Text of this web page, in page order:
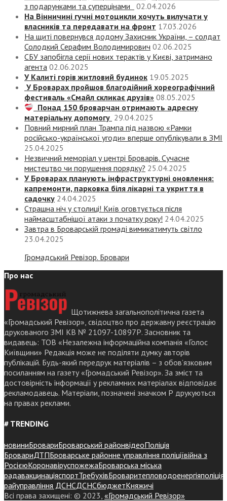
з подарунками та суперцінами
02.04.2026
На Вінничині гучні мотоцикли хочуть вилучати у
власників та передавати на фронт 17.03.2026
На щиті повернувся додому Захисник України, – солдат
Солодкий Серафим Володимирович 02.06.2025
СБУ запобігла серії нових терактів у Києві, затримано
агента 02.06.2025
У Калиті горів житловий будинок 19.05.2025
У Броварах пройшов благодійний хореографічний
фестиваль «Смайл скликає друзів» 08.05.2025
Понад 150 броварчан отримають адресну
матеріальну допомогу 29.04.2025
Повний мирний план Трампа під назвою «‎Рамки
російсько-української угоди» вперше опублікували в ЗМІ
25.04.2025
Незвичний меморіал у центрі Броварів. Сучасне
мистецтво чи порушення порядку? 25.04.2025
У Броварах планують інфраструктурні оновлення:
капремонти, парковка біля лікарні та укриття в
садочку 24.04.2025
Страшна ніч у столиці! Київ оговтується після
наймасштабнішої атаки з початку року! 24.04.2025
Завтра в Броварській громаді вимикатимуть світло
23.04.2025
Громадський Ревізор. Бровари
Про нас
Щотижнева загальнополітична газета
«Громадський Ревізор», свідоцтво про державну реєстрацію
друкованого ЗМІ КВ № 21097-10897Р. Засновник та
видавець: ТОВ «Незалежна інформаційна компанія «Голос
Київщини» Редакція може не поділяти думку авторів
публікацій. Будь-який передрук матеріалів – з обов’язковим
посиланням на газету «Громадський Ревізор». За зміст та
достовірність інформації у рекламних матеріалах відповідає
рекламодавець. Матеріали, позначені значком Р друкуються
на правах реклами.
# TRENDING
новиниБровариБроварський районвідеоПоліція
БровариДТПБроварське районне управління поліціївійна з
РосієюКоронавіруспожежаБроварська міська
радавакцинаціяспортТребухівБроваритепловодоенергіяполіція
райуправління ДСНСДСНСбюджетКняжичі
Всі права захищені: © 2023, «Громадський Ревізор»